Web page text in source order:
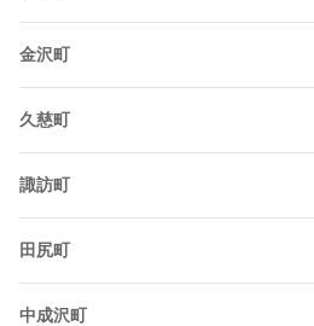
金沢町
久慈町
諏訪町
田尻町
中成沢町